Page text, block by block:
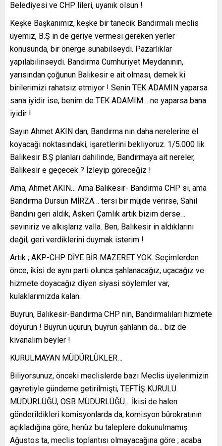
Belediyesi ve CHP lileri, uyanık olsun !
Keşke Başkanımız, keşke bir tanecik Bandırmalı meclis
üyemiz, B.Ş in de geriye vermesi gereken yerler
konusunda, bir önerge sunabilseydi. Pazarlıklar
yapılabilinseydi. Bandırma Cumhuriyet Meydanının,
yarısından çoğunun Balıkesir e ait olması, demek ki
birilerimizi rahatsız etmiyor ! Senin TEK ADAMIN yaparsa
sana iyidir ise, benim de TEK ADAMIM… ne yaparsa bana
iyidir !
Sayın Ahmet AKIN dan, Bandırma nın daha nerelerine el
koyacağı noktasındaki, işaretlerini bekliyoruz. 1/5.000 lik
Balıkesir B.Ş planları dahilinde, Bandırmaya ait nereler,
Balıkesir e geçecek ? İzleyip göreceğiz !
Ama, Ahmet AKIN… Ama Balıkesir- Bandırma CHP si, ama
Bandırma Dursun MİRZA… tersi bir müjde verirse, Sahil
Bandını geri aldık, Askeri Çamlık artık bizim derse…
seviniriz ve alkışlarız valla. Ben, Balıkesir in aldıklarını
değil, geri verdiklerini duymak isterim !
Artık ; AKP-CHP DİYE BİR MAZERET YOK. Seçimlerden
önce, ikisi de aynı parti olunca şahlanacağız, uçacağız ve
hizmete doyacağız diyen siyasi söylemler var,
kulaklarımızda kalan.
Buyrun, Balıkesir-Bandırma CHP nin, Bandırmalıları hizmete
doyurun ! Buyrun uçurun, buyrun şahlanın da… biz de
kıvanalım beyler !
KURULMAYAN MÜDÜRLÜKLER…
Biliyorsunuz, önceki meclislerde bazı Meclis üyelerimizin
gayretiyle gündeme getirilmişti, TEFTİŞ KURULU
MÜDÜRLÜĞÜ, OSB MÜDÜRLÜĞÜ… İkisi de halen
gönderildikleri komisyonlarda da, komisyon bürokratının
açıkladığına göre, henüz bu taleplere dokunulmamış.
Ağustos ta, meclis toplantısı olmayacağına göre ; acaba